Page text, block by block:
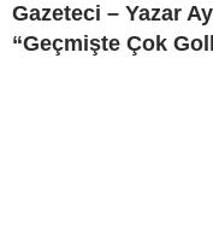
Gazeteci – Yazar
“Geçmişte Çok